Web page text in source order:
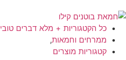
כל הקטגוריות + מלא דברים טובים
ממרחים וחמאות,
קטגוריות מוצרים